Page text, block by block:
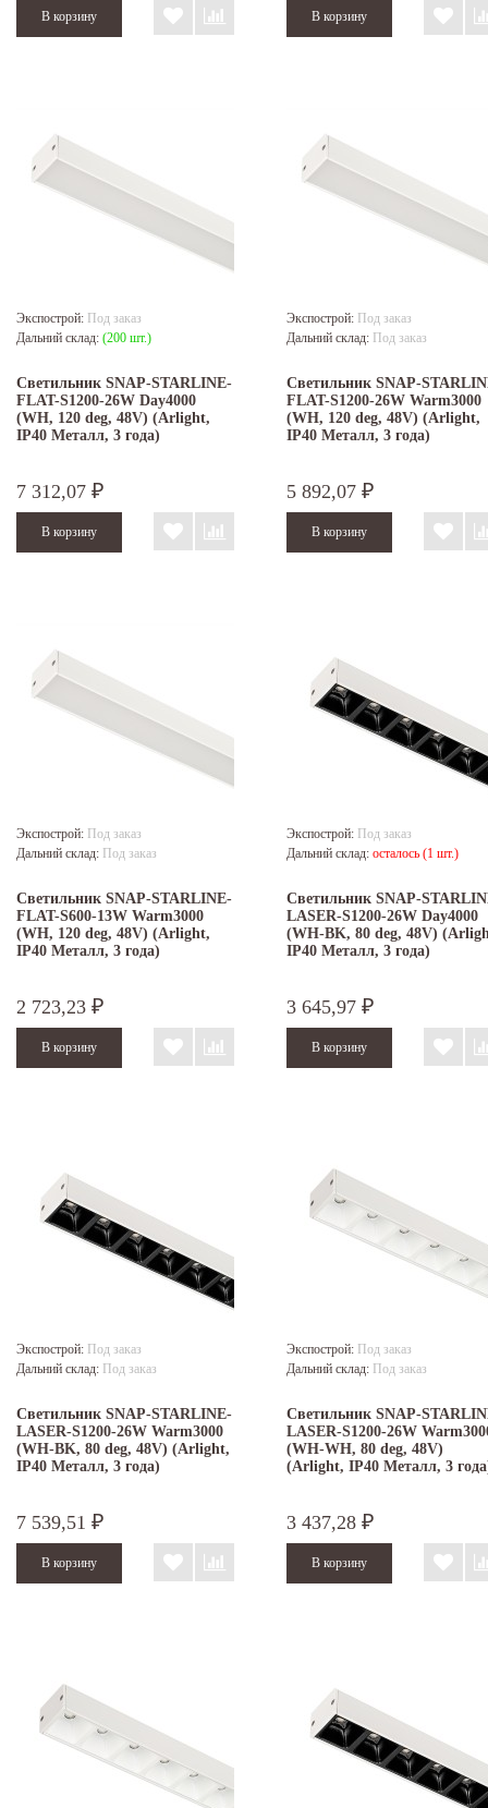
Экспострой: Под заказ
Дальний склад: (200 шт.)
Светильник SNAP-STARLINE-
FLAT-S1200-26W Day4000
(WH, 120 deg, 48V) (Arlight,
IP40 Металл, 3 года)
7 312,07 ₽
Экспострой: Под заказ
Дальний склад: Под заказ
Светильник SNAP-
FLAT-S1200-26W Warm3000
(WH, 120 deg, 48V) (Arlight,
IP40 Металл, 3 года)
5 892,07 ₽
Экспострой: Под заказ
Дальний склад: Под заказ
Светильник SNAP-STARLINE-
FLAT-S600-13W Warm3000
(WH, 120 deg, 48V) (Arlight,
IP40 Металл, 3 года)
2 723,23 ₽
Экспострой: Под заказ
Дальний склад: осталось (1 шт.)
Светильник SNAP-
LASER-S1200-26W Day4000
(WH-BK, 80 deg, 48V)
IP40 Металл, 3 года)
3 645,97 ₽
Экспострой: Под заказ
Дальний склад: Под заказ
Светильник SNAP-STARLINE-
LASER-S1200-26W Warm3000
(WH-BK, 80 deg, 48V) (Arlight,
IP40 Металл, 3 года)
7 539,51 ₽
Экспострой: Под заказ
Дальний склад: Под заказ
Светильник SNAP-
LASER-S1200-26W
(WH-WH, 80 deg, 48V)
(Arlight, IP40 Металл, 3
3 437,28 ₽